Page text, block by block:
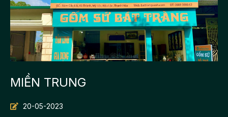
MIỀN TRUNG
20-05-2023